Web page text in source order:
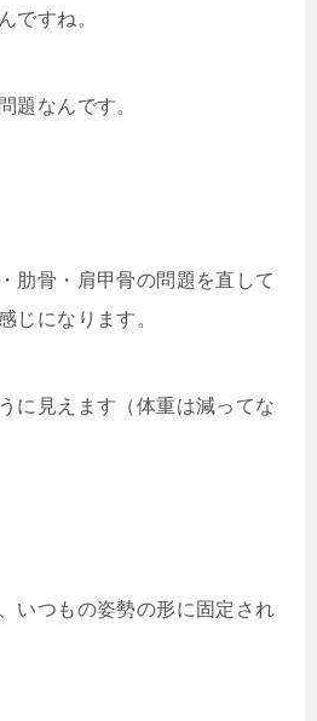
ですね。
題なんです。
肋骨・肩甲骨の問題を直して
じになります。
に見えます（体重は減ってな
いつもの姿勢の形に固定され